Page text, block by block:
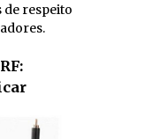
de respeito